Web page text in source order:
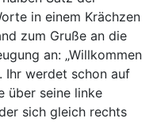
in einem Krächzen
zum Gruße an die
an: „Willkommen
Ihr werdet schon auf
über seine linke
sich gleich rechts